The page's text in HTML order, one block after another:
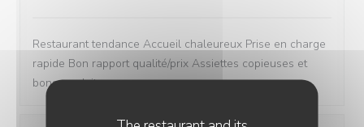
Restaurant tendance Accueil chaleureux Prise en charge
rapide Bon rapport qualité/prix Assiettes copieuses et
bons produits